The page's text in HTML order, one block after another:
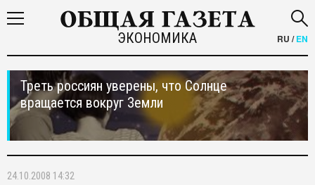
ЭКОНОМИКА RU /EN
Треть россиян уверены, что Солнце
вращается вокруг Земли
24.10.2008 14:32